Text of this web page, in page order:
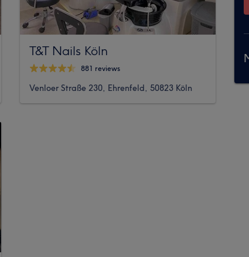
T&T Nails Köln
881 reviews
Venloer Straße 230, Ehrenfeld, 50823 Köln